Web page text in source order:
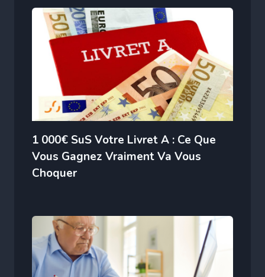
1 000€ SuS Votre Livret A : Ce Que
Vous Gagnez Vraiment Va Vous
Choquer